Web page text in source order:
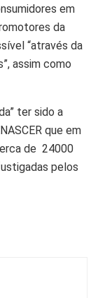
em
da
“através da
assim como
ter sido a
que em
de 24000
pelos